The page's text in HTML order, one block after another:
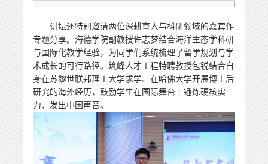
讲坛还特别邀请两位深耕育人与科研领域的嘉宾作
专题分享。海德学院副教授许志梦结合海洋生态学科研
与国际化教学经验，为同学们系统梳理了留学规划与学
术成长的可行路径。筑峰人才工程特聘教授包锐结合自
身在苏黎世联邦理工大学求学、在哈佛大学开展博士后
研究的海外经历，鼓励学生在国际舞台上锤炼硬核实
力、发出中国声音。